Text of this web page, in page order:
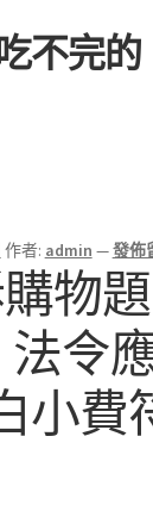
不完的
作者: admin —發佈
物
法令
小費